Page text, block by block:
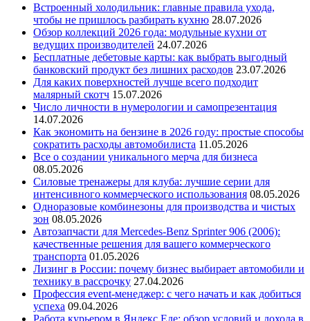
Встроенный холодильник: главные правила ухода,
чтобы не пришлось разбирать кухню 28.07.2026
Обзор коллекций 2026 года: модульные кухни от
ведущих производителей 24.07.2026
Бесплатные дебетовые карты: как выбрать выгодный
банковский продукт без лишних расходов 23.07.2026
Для каких поверхностей лучше всего подходит
малярный скотч 15.07.2026
Число личности в нумерологии и самопрезентация
14.07.2026
Как экономить на бензине в 2026 году: простые способы
сократить расходы автомобилиста 11.05.2026
Все о создании уникального мерча для бизнеса
08.05.2026
Силовые тренажеры для клуба: лучшие серии для
интенсивного коммерческого использования 08.05.2026
Одноразовые комбинезоны для производства и чистых
зон 08.05.2026
Автозапчасти для Mercedes-Benz Sprinter 906 (2006):
качественные решения для вашего коммерческого
транспорта 01.05.2026
Лизинг в России: почему бизнес выбирает автомобили и
технику в рассрочку 27.04.2026
Профессия event-менеджер: с чего начать и как добиться
успеха 09.04.2026
Работа курьером в Яндекс Еде: обзор условий и дохода в